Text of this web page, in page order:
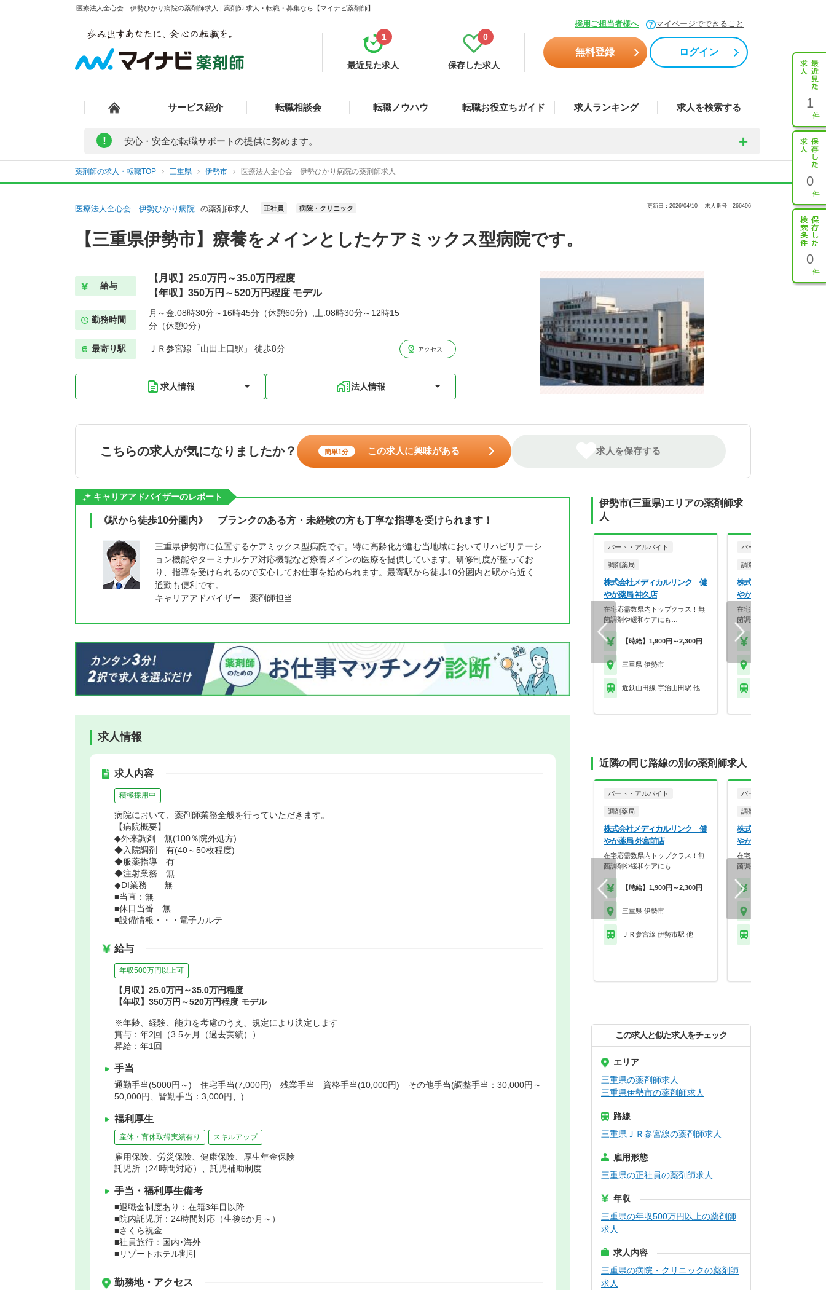
医療法人全心会 伊勢ひかり病院の薬剤師求人 | 薬剤師 求人・転職・募集なら【マイナビ薬剤師】
採用ご担当者様へ マイページでできること
最近見た求人
1
保存した求人
0
無料登録 ログイン
サービス紹介 転職相談会 転職ノウハウ 転職お役立ちガイド 求人ランキング 求人を検索する 1
0
0
! 安心・安全な転職サポートの提供に努めます。
薬剤師の求人・転職TOP 三重県 伊勢市 医療法人全心会 伊勢ひかり病院の薬剤師求人
医療法人全心会 伊勢ひかり病院 の薬剤師求人 正社員 病院・クリニック 更新日：2026/04/10 求人番号：266496
【三重県伊勢市】療養をメインとしたケアミックス型病院です。
給与
【月収】25.0万円～35.0万円程度
【年収】350万円～520万円程度 モデル
勤務時間
月～金:08時30分～16時45分（休憩60分）,土:08時30分～12時15
分（休憩0分）
最寄り駅 ＪＲ参宮線「山田上口駅」 徒歩8分 アクセス
求人情報 法人情報
こちらの求人が気になりましたか？ 簡単1分 この求人に興味がある 求人を保存する
キャリアアドバイザーのレポート
《駅から徒歩10分圏内》 ブランクのある方・未経験の方も丁寧な指導を受けられます！
三重県伊勢市に位置するケアミックス型病院です。特に高齢化が進む当地域においてリハビリテーシ
ョン機能やターミナルケア対応機能など療養メインの医療を提供しています。研修制度が整ってお
り、指導を受けられるので安心してお仕事を始められます。最寄駅から徒歩10分圏内と駅から近く
通勤も便利です。
キャリアアドバイザー 薬剤師担当
求人情報
求人内容
積極採用中
病院において、薬剤師業務全般を行っていただきます。
【病院概要】
◆外来調剤 無(100％院外処方)
◆入院調剤 有(40～50枚程度)
◆服薬指導 有
◆注射業務 無
◆DI業務 無
■当直：無
■休日当番 無
■設備情報・・・電子カルテ
給与
年収500万円以上可
【月収】25.0万円～35.0万円程度
【年収】350万円～520万円程度 モデル
※年齢、経験、能力を考慮のうえ、規定により決定します
賞与：年2回（3.5ヶ月（過去実績））
昇給：年1回
手当
通勤手当(5000円～) 住宅手当(7,000円) 残業手当 資格手当(10,000円) その他手当(調整手当：30,000円～
50,000円、皆勤手当：3,000円、)
福利厚生
産休・育休取得実績有り スキルアップ
雇用保険、労災保険、健康保険、厚生年金保険
託児所（24時間対応）、託児補助制度
手当・福利厚生備考
■退職金制度あり：在籍3年目以降
■院内託児所：24時間対応（生後6か月～）
■さくら祝金
■社員旅行：国内･海外
■リゾートホテル割引
勤務地・アクセス
伊勢市(三重県)エリアの薬剤師求
人
パート・アルバイト
調剤薬局
株式会社メディカルリンク 健
やか薬局 神久店
在宅応需数県内トップクラス！無
菌調剤や緩和ケアにも…
【時給】1,900円～2,300円
三重県 伊勢市
近鉄山田線 宇治山田駅 他
パート・アルバイト
調剤薬局
株式会社メディカルリン
やか薬局 外宮前店
在宅応需数県内トップクラス
菌調剤や緩和ケアにも…
近隣の同じ路線の別の薬剤師求人
パート・アルバイト
調剤薬局
株式会社メディカルリンク 健
やか薬局 外宮前店
在宅応需数県内トップクラス！無
菌調剤や緩和ケアにも…
【時給】1,900円～2,300円
三重県 伊勢市
ＪＲ参宮線 伊勢市駅 他
パート・アルバイト
調剤薬局
株式会社メディカルリン
やか薬局 小俣店
在宅応需数県内トップクラス
菌調剤や緩和ケアにも…
この求人と似た求人をチェック
エリア
三重県の薬剤師求人
三重県伊勢市の薬剤師求人
路線
三重県ＪＲ参宮線の薬剤師求人
雇用形態
三重県の正社員の薬剤師求人
年収
三重県の年収500万円以上の薬剤師
求人
求人内容
三重県の病院・クリニックの薬剤師
求人